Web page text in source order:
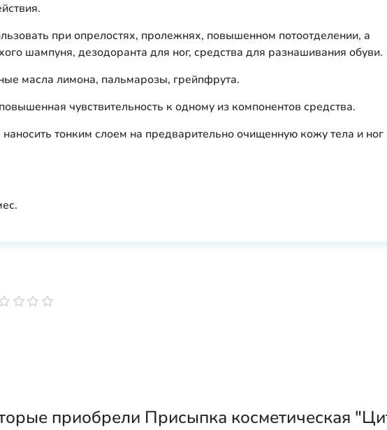
при опрелостях, пролежнях, повышенном потоотделении, а
шампуня, дезодоранта для ног, средства для разнашивания обуви.
масла лимона, пальмарозы, грейпфрута.
чувствительность к одному из компонентов средства.
наносить тонким слоем на предварительно очищенную кожу тела и
приобрели Присыпка косметическая